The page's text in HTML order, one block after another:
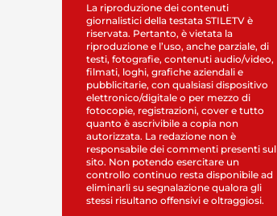
La riproduzione dei contenuti
giornalistici della testata STILETV è
riservata. Pertanto, è vietata la
riproduzione e l’uso, anche parziale, di
testi, fotografie, contenuti audio/video,
filmati, loghi, grafiche aziendali e
pubblicitarie, con qualsiasi dispositivo
elettronico/digitale o per mezzo di
fotocopie, registrazioni, cover e tutto
quanto è ascrivibile a copia non
autorizzata. La redazione non è
responsabile dei commenti presenti sul
sito. Non potendo esercitare un
controllo continuo resta disponibile ad
eliminarli su segnalazione qualora gli
stessi risultano offensivi e oltraggiosi.